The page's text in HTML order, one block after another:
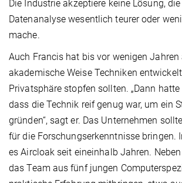
Die Industrie akzeptiere keine Lösung,
Datenanalyse wesentlich teurer oder
mache.
Auch Francis hat bis vor wenigen Jahren
akademische Weise Techniken
Privatsphäre stopfen sollten. „Dann
dass die Technik reif genug war, um ein
gründen“, sagt er. Das Unternehmen
für die Forschungserkenntnisse bringen.
es Aircloak seit eineinhalb Jahren.
das Team aus fünf jungen